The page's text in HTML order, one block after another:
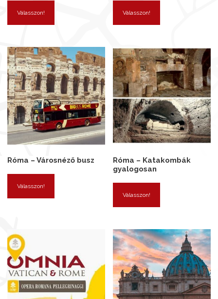
Válasszon! Válasszon!
Róma – Városnéző busz
Válasszon!
Róma – Katakombák
gyalogosan
Válasszon!